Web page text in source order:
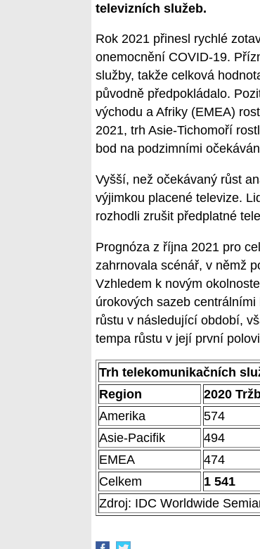
televizních služeb.
Rok 2021 přinesl rychlé
onemocnění COVID-19.
služby, takže celková
původně předpokládalo.
východu a Afriky (EMEA)
2021, trh Asie-Tichomoří
bod na podzimními
Vyšší, než očekávaný růst
výjimkou placené televize.
rozhodli zrušit předplatné
Prognóza z října 2021 pro
zahrnovala scénář, v němž
Vzhledem k novým
úrokových sazeb
růstu v následující období,
tempa růstu v její první
Trh telekomunikačních
Region
2020
Amerika
574
Asie-Pacifik
494
EMEA
474
Celkem
1 541
Zdroj: IDC Worldwide